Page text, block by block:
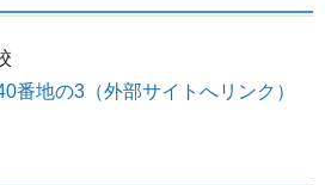
番地の3（外部サイトへリンク）